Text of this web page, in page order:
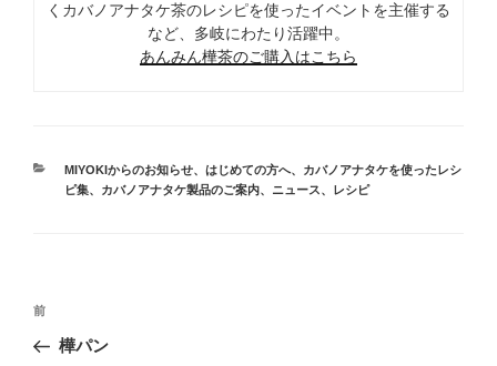
くカバノアナタケ茶のレシピを使ったイベントを主催する
など、多岐にわたり活躍中。
あんみん樺茶のご購入はこちら
カ
テ
MIYOKIからのお知らせ、 はじめての方へ、
カバノアナタケを使ったレシ
ピ集、 カバノアナタケ製品のご案内、 ニュース、 レシピ
投
ナ
前
の
前
樺パン